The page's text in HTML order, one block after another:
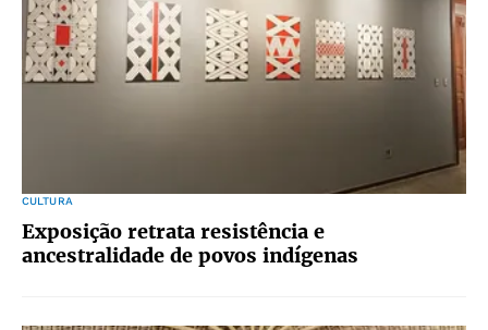
CULTURA
Exposição retrata resistência e
ancestralidade de povos indígenas